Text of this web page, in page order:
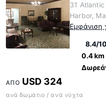
31
Harbor,
Εμφάνιση
8.4/10
0.4 km
ΑΠΌ USD 324
ανά δωμάτιο / ανά νύχτα